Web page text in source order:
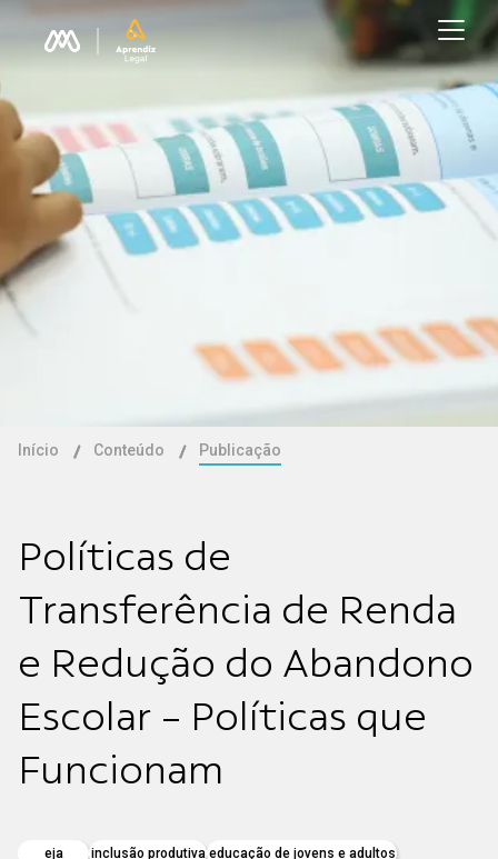
Início Conteúdo Publicação
Políticas de
Transferência de Renda
e Redução do Abandono
Escolar - Políticas que
Funcionam
eja inclusão produtiva educação de jovens e adultos